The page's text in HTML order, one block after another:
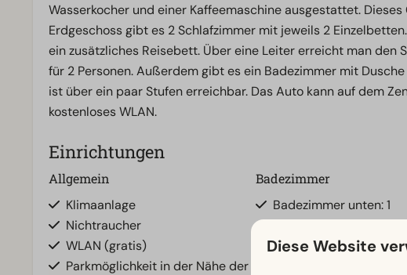
Wasserkocher und einer Kaffeemaschine ausgestattet.
Erdgeschoss gibt es 2 Schlafzimmer mit jeweils 2
ein zusätzliches Reisebett. Über eine Leiter erreicht man den
für 2 Personen. Außerdem gibt es ein Badezimmer mit
ist über ein paar Stufen erreichbar. Das Auto kann auf dem
kostenloses WLAN.
Einrichtungen
Allgemein
Klimaanlage
Nichtraucher
WLAN (gratis)
Parkmöglichkeit in der Nähe der
Badezimmer
Badezimmer unten: 1
Diese Website